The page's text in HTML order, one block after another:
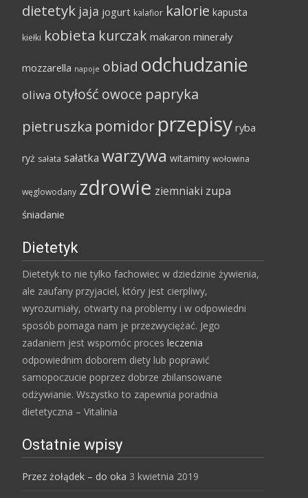
dietetyk jaja jogurt kalafior kalorie kapusta
kiełki kobieta kurczak makaron minerały
mozzarella napoje obiad odchudzanie
oliwa otyłość owoce papryka
pietruszka pomidor przepisy ryba
ryż sałata sałatka warzywa witaminy wołowina
węglowodany zdrowie ziemniaki zupa
śniadanie
Dietetyk
Dietetyk to nie tylko fachowiec w dziedzinie żywienia,
ale zaufany przyjaciel, który jest cierpliwy,
wyrozumiały, otwarty na problemy i w odpowiedni
sposób pomaga nam je przezwyciężać. Jego
zadaniem jest wspomóc proces leczenia
odpowiednim doborem diety lub poprawić
samopoczucie poprzez dobrze zbilansowane
odżywianie. Wszystko to zapewnia poradnia
dietetyczna – Vitalinia
Ostatnie wpisy
Przez żołądek – do oka 3 kwietnia 2019